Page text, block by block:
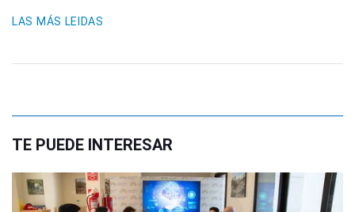
LAS MÁS LEIDAS
TE PUEDE INTERESAR